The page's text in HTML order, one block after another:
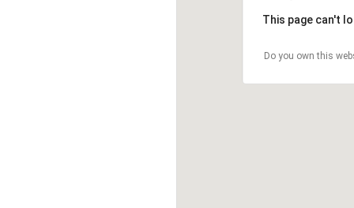
This page can't
Do you own this